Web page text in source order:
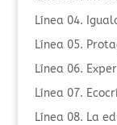
Línea 04.
Línea 05.
Línea 06.
Línea 07.
Línea 08. La